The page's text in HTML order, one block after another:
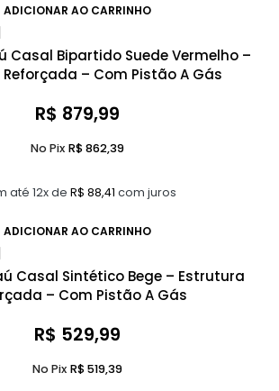
ADICIONAR AO CARRINHO
Casal Bipartido Suede Vermelho –
– Com Pistão A Gás
R$ 879,99
até 12x de R$ 88,41 com juros
No Pix R$862,39
ADICIONAR AO CARRINHO
Casal Sintético Bege – Estrutura
– Com Pistão A Gás
R$ 529,99
No Pix R$519,39